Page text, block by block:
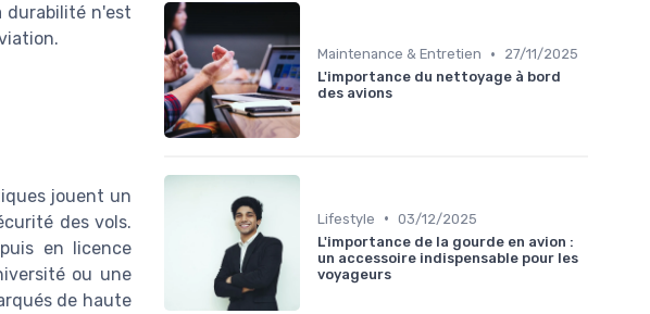
durabilité n'est
jouent un
des vols.
en licence
ou une
de haute
Maintenance & Entretien •
27/11/2025
L'importance du nettoyage à bord
des avions
Lifestyle • 03/12/2025
L'importance de la gourde en avion :
un accessoire indispensable pour les
voyageurs